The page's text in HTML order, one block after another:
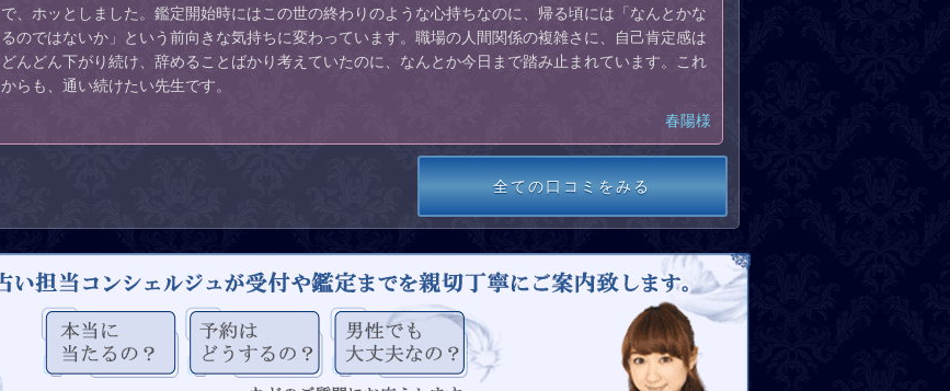
で、ホッとしました。鑑定開始時にはこの世の終わりのような心持ちなのに、帰る頃には「なんとかな
るのではないか」という前向きな気持ちに変わっています。職場の人間関係の複雑さに、自己肯定感は
どんどん下がり続け、辞めることばかり考えていたのに、なんとか今日まで踏み止まれています。これ
からも、通い続けたい先生です。
春陽様
全ての口コミをみる